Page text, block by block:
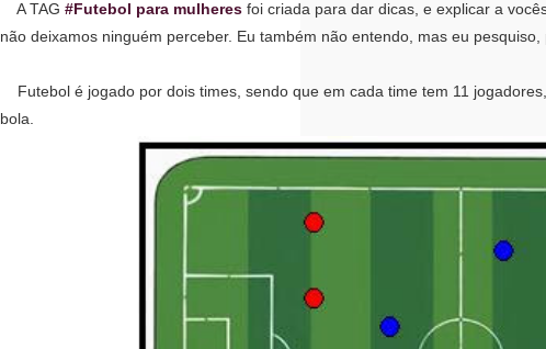
A TAG#Futebol para mulheres foi criada para dar dicas, e explicar a
não deixamos ninguém perceber. Eu também não entendo, mas eu
Futebol é jogado por dois times, sendo que em cada time tem 11
bola.